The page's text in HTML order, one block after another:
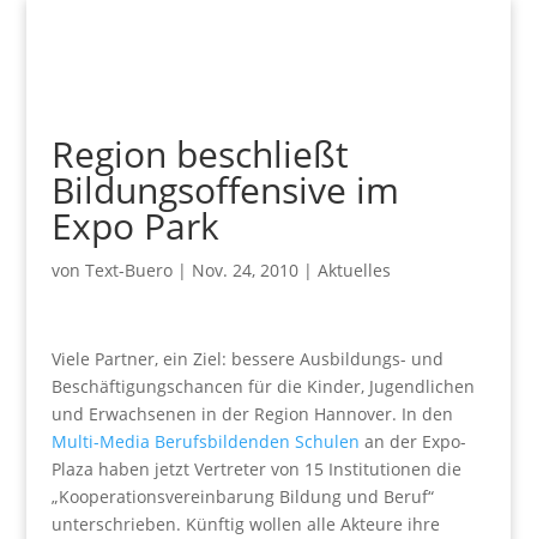
Region beschließt
Bildungsoffensive im
Expo Park
von Text-Buero| Nov. 24, 2010| Aktuelles
Viele Partner, ein Ziel: bessere Ausbildungs- und
Beschäftigungschancen für die Kinder, Jugendlichen
und Erwachsenen in der Region Hannover. In den
Multi-Media Berufsbildenden Schulen an der Expo-
Plaza haben jetzt Vertreter von 15 Institutionen die
„Kooperationsvereinbarung Bildung und Beruf“
unterschrieben. Künftig wollen alle Akteure ihre